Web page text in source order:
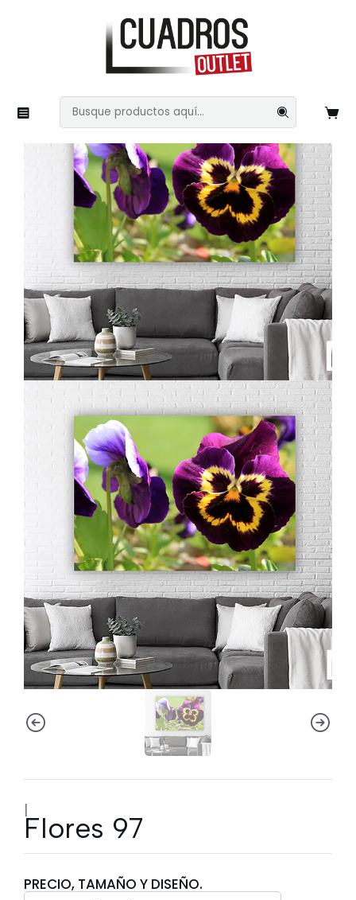
Naturaleza Flores Flores 97
|
Flores 97
PRECIO, TAMAÑO Y DISEÑO.